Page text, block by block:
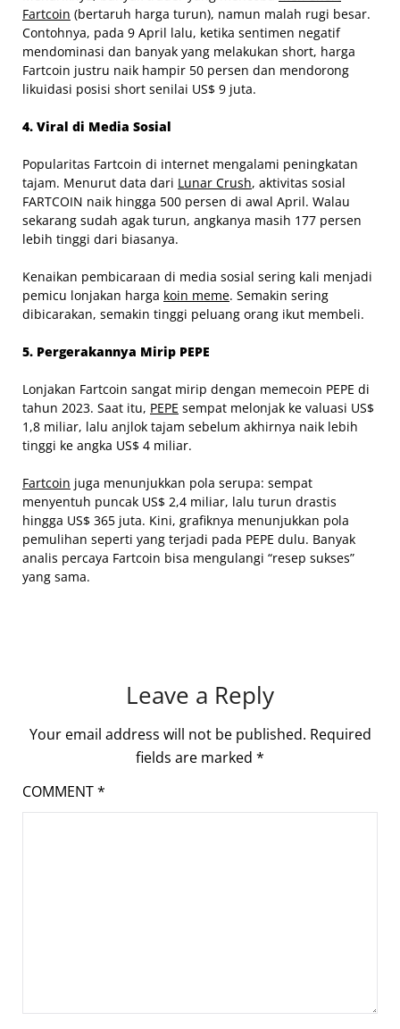
Fartcoin (bertaruh harga turun), namun malah rugi besar.
Contohnya, pada 9 April lalu, ketika sentimen negatif
mendominasi dan banyak yang melakukan short, harga
Fartcoin justru naik hampir 50 persen dan mendorong
likuidasi posisi short senilai US$ 9 juta.
4. Viral di Media Sosial
Popularitas Fartcoin di internet mengalami peningkatan
tajam. Menurut data dari Lunar Crush, aktivitas sosial
FARTCOIN naik hingga 500 persen di awal April. Walau
sekarang sudah agak turun, angkanya masih 177 persen
lebih tinggi dari biasanya.
Kenaikan pembicaraan di media sosial sering kali menjadi
pemicu lonjakan harga koin meme. Semakin sering
dibicarakan, semakin tinggi peluang orang ikut membeli.
5. Pergerakannya Mirip PEPE
Lonjakan Fartcoin sangat mirip dengan memecoin PEPE di
tahun 2023. Saat itu, PEPE sempat melonjak ke valuasi US$
1,8 miliar, lalu anjlok tajam sebelum akhirnya naik lebih
tinggi ke angka US$ 4 miliar.
Fartcoin juga menunjukkan pola serupa: sempat
menyentuh puncak US$ 2,4 miliar, lalu turun drastis
hingga US$ 365 juta. Kini, grafiknya menunjukkan pola
pemulihan seperti yang terjadi pada PEPE dulu. Banyak
analis percaya Fartcoin bisa mengulangi “resep sukses”
yang sama.
Leave a Reply
Your email address will not be published. Required
fields are marked *
COMMENT*